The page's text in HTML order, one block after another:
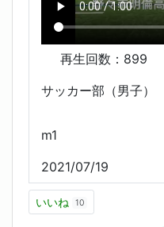
再生回数： 899
サッカー部（男子）
m1
2021/07/19
いいね 10